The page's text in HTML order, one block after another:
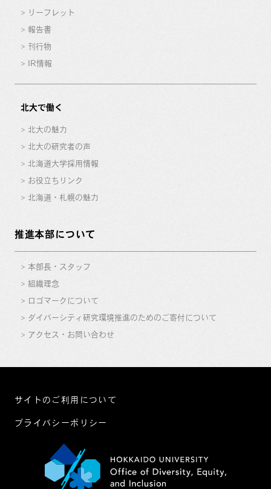
リーフレット
報告書
刊行物
IR情報
北大で働く
北大の魅力
北大の研究者の声
北海道大学採用情報
お役立ちリンク
北海道・札幌の魅力
推進本部について
本部長・スタッフ
組織理念
ロゴマークについて
ダイバーシティ研究環境推進のためのご寄付について
アクセス・お問い合わせ
サイトのご利用について
プライバシーポリシー